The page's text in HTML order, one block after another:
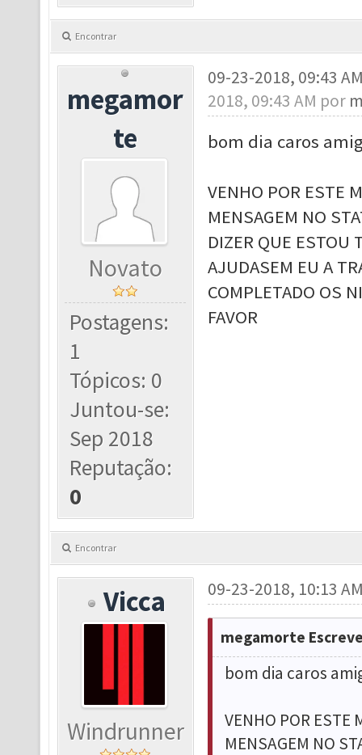
Encontrar
megamor
te
Novato
Postagens:
1
Tópicos: 0
Juntou-se:
Sep 2018
Reputação:
0
09-23-2018, 09:43
2018, 09:43 AM por
bom dia caros
VENHO POR ESTE
MENSAGEM NO
DIZER QUE ESTOU
AJUDASEM EU A
COMPLETADO OS
FAVOR
Encontrar
Vicca
Windrunner
09-23-2018, 10:13
megamorte
bom dia caros
VENHO POR ESTE
MENSAGEM NO